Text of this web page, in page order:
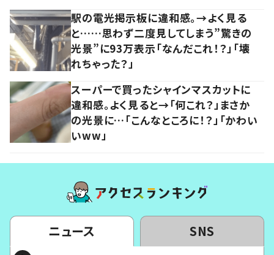
駅の電光掲示板に違和感。→よく見る
と……思わず二度見してしまう”驚きの
光景”に93万表示「なんだこれ！？」「壊
れちゃった？」
スーパーで買ったシャインマスカットに
違和感。よく見ると→「何これ？」まさか
の光景に…「こんなところに！？」「かわい
いww」
ニュース SNS